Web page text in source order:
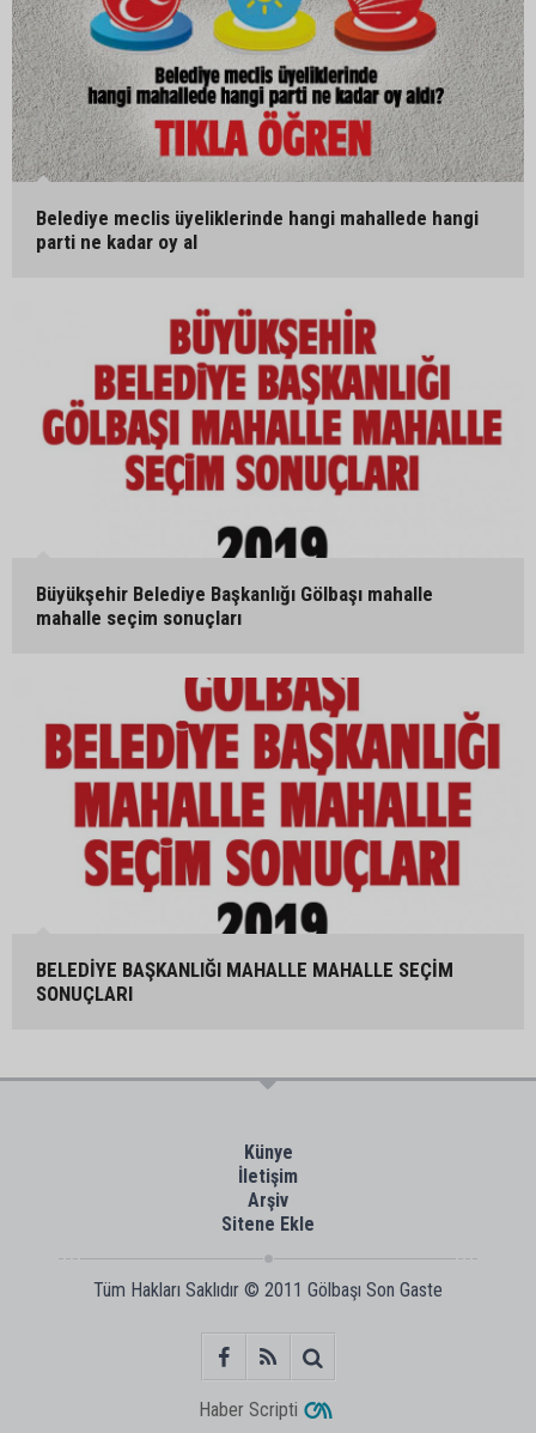
Belediye meclis üyeliklerinde hangi mahallede hangi
parti ne kadar oy al
Büyükşehir Belediye Başkanlığı Gölbaşı mahalle
mahalle seçim sonuçları
BELEDİYE BAŞKANLIĞI MAHALLE MAHALLE SEÇİM
SONUÇLARI
Künye
İletişim
Arşiv
Sitene Ekle
Tüm Hakları Saklıdır © 2011 Gölbaşı Son Gaste
Haber Scripti